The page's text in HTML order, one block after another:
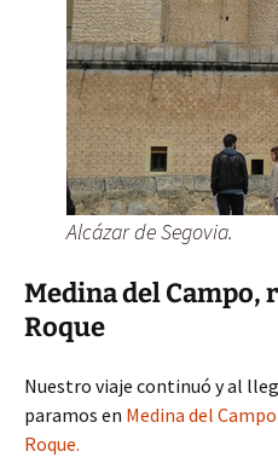
Alcázar de Segovia.
Medina del Campo,
Roque
Nuestro viaje continuó y al
paramos en Medina del Campo
Roque.